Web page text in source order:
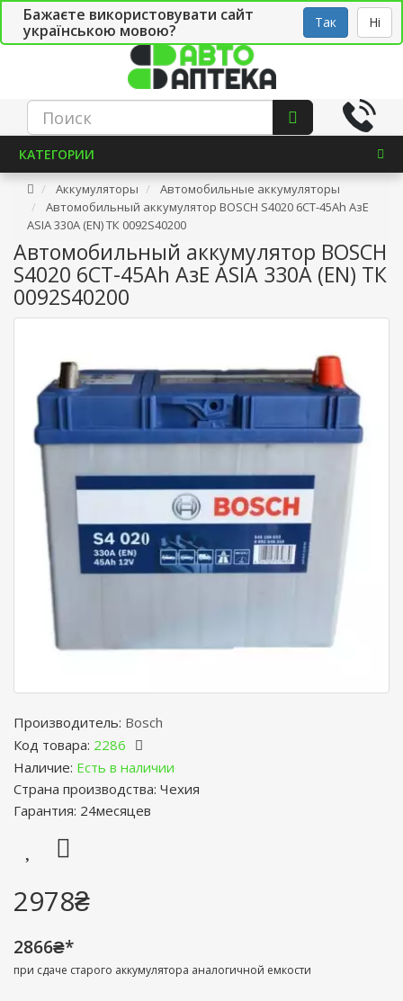
Бажаєте використовувати сайт
українською мовою?
Так Ні
СТО Укр
КАТЕГОРИИ
Аккумуляторы
Автомобильные аккумуляторы
Автомобильный аккумулятор BOSCH S4020 6СТ-45Ah АзЕ
ASIA 330A (EN) ТК 0092S40200
Автомобильный аккумулятор BOSCH
S4020 6СТ-45Ah АзЕ ASIA 330A (EN) ТК
0092S40200
Производитель: Bosch
Код товара: 2286
Наличие: Есть в наличии
Страна производства: Чехия
Гарантия: 24месяцев
2978₴
2866₴*
при сдаче старого аккумулятора аналогичной емкости